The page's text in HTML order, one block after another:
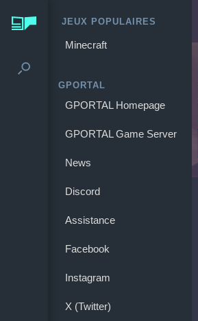
JEUX POPULAIRES
Minecraft
GPORTAL
GPORTAL Homepage
GPORTAL Game Server
News
Discord
Assistance
Facebook
Instagram
X (Twitter)